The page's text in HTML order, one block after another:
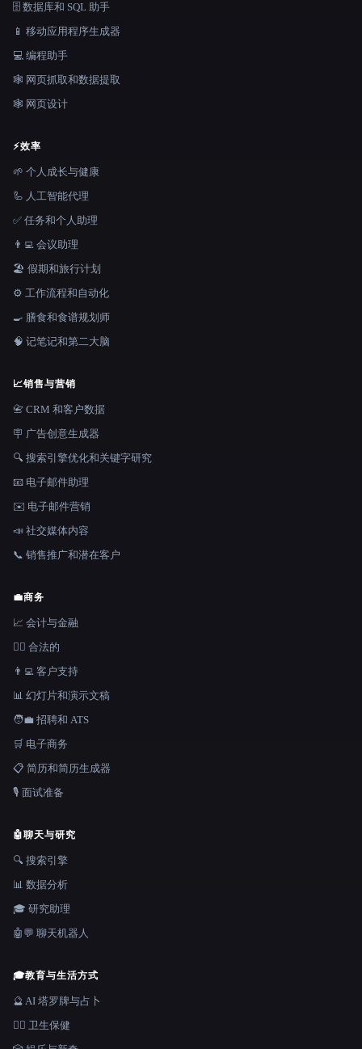
🗄️ 数据库和 SQL 助手
📱 移动应用程序生成器
💻 编程助手
🕸️ 网页抓取和数据提取
🕸 网页设计
⚡效率
🌱 个人成长与健康
🦾 人工智能代理
✅ 任务和个人助理
👨‍💻 会议助理
🏖 假期和旅行计划
⚙️ 工作流程和自动化
🍳 膳食和食谱规划师
🧠 记笔记和第二大脑
📈销售与营销
📇 CRM 和客户数据
🪧 广告创意生成器
🔍 搜索引擎优化和关键字研究
📧 电子邮件助理
✉️ 电子邮件营销
📣 社交媒体内容
📞 销售推广和潜在客户
💼商务
📈 会计与金融
👩‍⚖️ 合法的
👨‍💻 客户支持
📊 幻灯片和演示文稿
🧑‍💼 招聘和 ATS
🛒 电子商务
📋 简历和简历生成器
🎙️ 面试准备
🤖聊天与研究
🔍 搜索引擎
📊 数据分析
🎓 研究助理
🤖💬 聊天机器人
🎓教育与生活方式
🔮 AI 塔罗牌与占卜
👩‍⚕️ 卫生保健